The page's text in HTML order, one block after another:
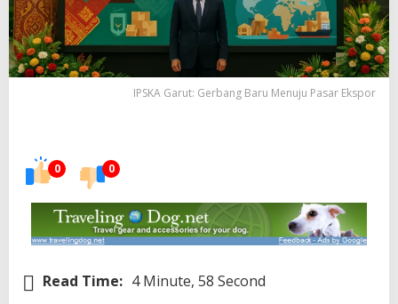
IPSKA Garut: Gerbang Baru Menuju Pasar Ekspor
0 0
Read Time: 4 Minute, 58 Second